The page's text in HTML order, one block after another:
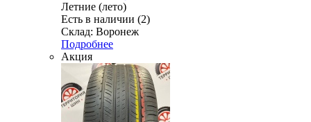
Летние (лето)
Есть в наличии (2)
Склад: Воронеж
Подробнее
Акция